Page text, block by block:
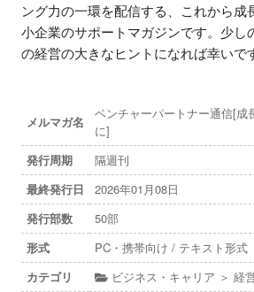
ング力の一環を配信する、これから成
小企業のサポートマガジンです。少し
の経営の大きなヒントになれば幸いで
メルマガ名
ベンチャーパートナー通信[成
に]
発行周期
隔週刊
最終発行日
2026年01月08日
発行部数
50部
形式
PC・携帯向け / テキスト形式
カテゴリ
ビジネス・キャリア ＞ 経